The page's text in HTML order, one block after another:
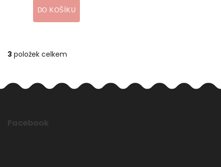
DO KOŠÍKU
3 položek celkem
Facebook